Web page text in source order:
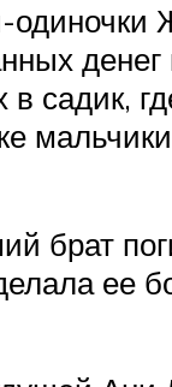
садик,
брат
ее